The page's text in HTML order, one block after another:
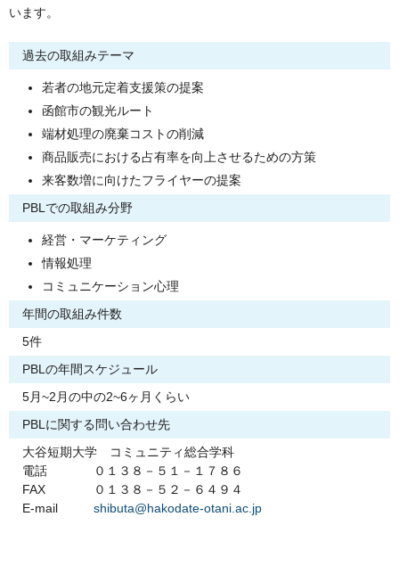
います。
過去の取組みテーマ
若者の地元定着支援策の提案
函館市の観光ルート
端材処理の廃棄コストの削減
商品販売における占有率を向上させるための方策
来客数増に向けたフライヤーの提案
PBLでの取組み分野
経営・マーケティング
情報処理
コミュニケーション心理
年間の取組み件数
5件
PBLの年間スケジュール
5月~2月の中の2~6ヶ月くらい
PBLに関する問い合わせ先
大谷短期大学 コミュニティ総合学科
電話
０１３８－５１－１７８６
FAX
０１３８－５２－６４９４
E-mail
shibuta@hakodate-otani.ac.jp